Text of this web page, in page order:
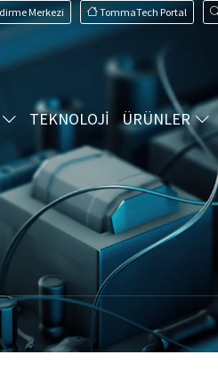
Merkezi TommaTech Portal
TEKNOLOJİ ÜRÜNLER